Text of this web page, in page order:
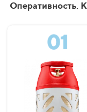
Оперативность.
01